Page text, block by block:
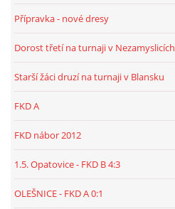
Přípravka - nové dresy
Dorost třetí na turnaji v Nezamyslicích
Starší žáci druzí na turnaji v Blansku
FKD A
FKD nábor 2012
1.5. Opatovice - FKD B 4:3
OLEŠNICE - FKD A 0:1